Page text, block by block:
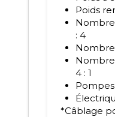
Poids
: 4
4 : 1
Pompes
*Câblage